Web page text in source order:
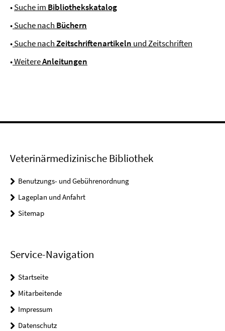
•Suche im Bibliothekskatalog
•Suche nach Büchern
•Suche nachZeitschriftenartikeln und Zeitschriften
•WeitereAnleitungen
Veterinärmedizinische Bibliothek
Benutzungs- und Gebührenordnung
Lageplan und Anfahrt
Sitemap
Service-Navigation
Startseite
Mitarbeitende
Impressum
Datenschutz